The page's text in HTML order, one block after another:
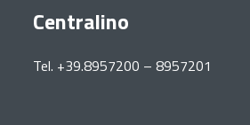
Centralino
Tel. +39.8957200 – 8957201